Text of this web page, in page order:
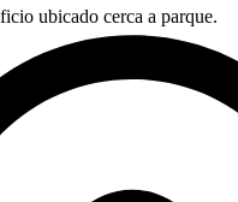
ubicado cerca a parque.